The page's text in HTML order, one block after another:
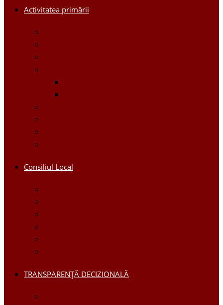
Activitatea primării
Consiliul Local
TRANSPARENȚĂ DECIZIONALĂ